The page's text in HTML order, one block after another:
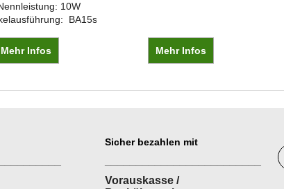
10W
BA15s
Mehr Infos Mehr Infos
Sicher bezahlen mit
Vorauskasse /